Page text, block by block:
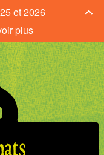
et 2026
plus